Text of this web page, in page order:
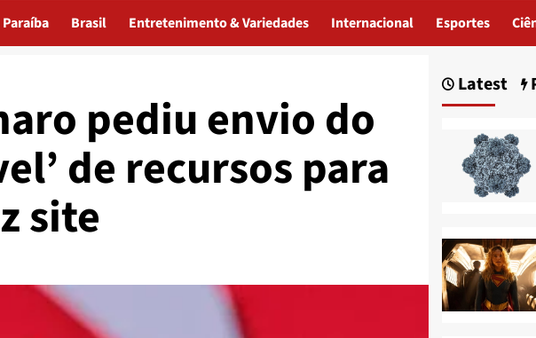
Paraíba Brasil Entretenimento & Variedades Internacional Esportes
pediu envio do
de recursos para
site
Latest